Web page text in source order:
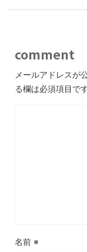
comment
メールアドレスが
る欄は必須項目で
名前 ※